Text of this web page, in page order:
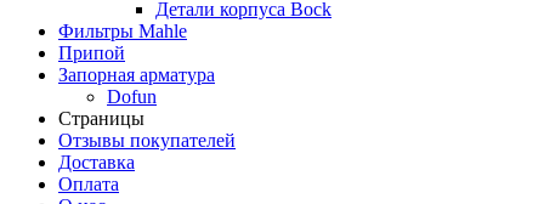
Детали корпуса Bock
Фильтры Mahle
Припой
Запорная арматура
Dofun
Страницы
Отзывы покупателей
Доставка
Оплата